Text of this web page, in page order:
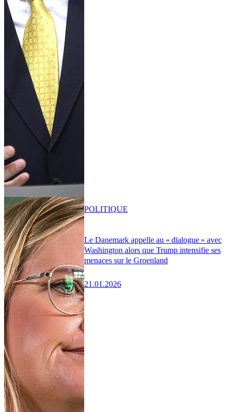
Le Danemark appelle au « dialogue » avec
Washington alors que Trump intensifie ses
menaces sur le Groenland
21.01.2026
POLITIQUE